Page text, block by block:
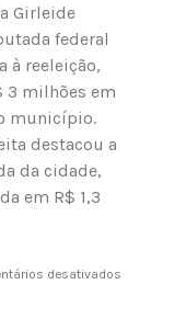
Girleide
federal
à reeleição,
3 milhões em
município.
destacou a
da cidade,
em R$ 1,3
desativados